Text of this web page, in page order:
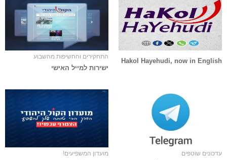
Hakol Hayehudi, now in English
התחקירים והחשיפות מהשבוע
ישירות למייל האישי
עדכונים שוטפים מועדון המשפיעים!